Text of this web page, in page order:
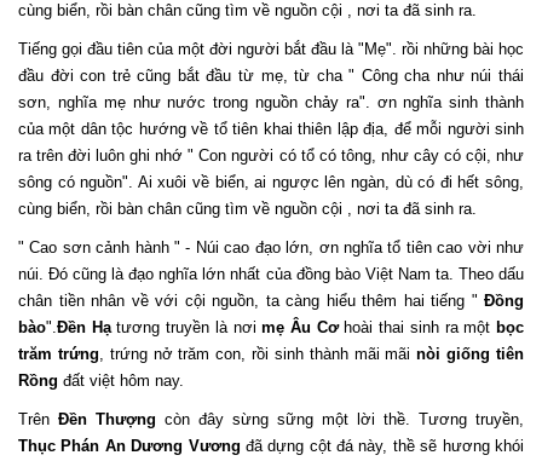
cùng biển, rồi bàn chân cũng tìm về nguồn cội , nơi ta đã sinh ra.
Tiếng gọi đầu tiên của một đời người bắt đầu là "Mẹ". rồi những bài học
đầu đời con trẻ cũng bắt đầu từ mẹ, từ cha " Công cha như núi thái
sơn, nghĩa mẹ như nước trong nguồn chảy ra". ơn nghĩa sinh thành
của một dân tộc hướng về tổ tiên khai thiên lập địa, để mỗi người sinh
ra trên đời luôn ghi nhớ " Con người có tổ có tông, như cây có cội, như
sông có nguồn". Ai xuôi về biển, ai ngược lên ngàn, dù có đi hết sông,
cùng biển, rồi bàn chân cũng tìm về nguồn cội , nơi ta đã sinh ra.
" Cao sơn cảnh hành " - Núi cao đạo lớn, ơn nghĩa tổ tiên cao vời như
núi. Đó cũng là đạo nghĩa lớn nhất của đồng bào Việt Nam ta. Theo dấu
chân tiền nhân về với cội nguồn, ta càng hiểu thêm hai tiếng " Đồng
bào".Đền Hạtương truyền là nơimẹ Âu Cơhoài thai sinh ra một bọc
trăm trứng, trứng nở trăm con, rồi sinh thành mãi mãinòi giống tiên
Rồng đất việt hôm nay.
Trên Đền Thượng còn đây sừng sững một lời thề. Tương truyền,
Thục Phán An Dương Vương đã dựng cột đá này, thề sẽ hương khói